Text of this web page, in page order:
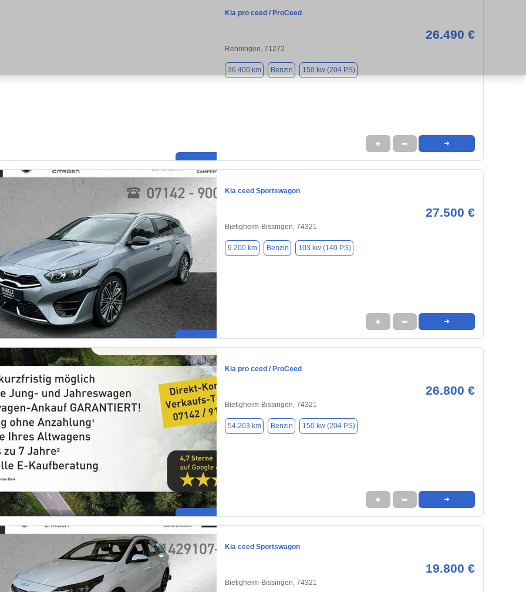
Kia pro ceed / ProCeed
26.490 €
Renningen, 71272
36.400 km Benzin 150 kw (204 PS)
★ ➦ ➜
Kia ceed Sportswagon
27.500 €
Bietigheim-Bissingen, 74321
9.200 km Benzin 103 kw (140 PS)
★ ➦ ➜
Kia pro ceed / ProCeed
26.800 €
Bietigheim-Bissingen, 74321
54.203 km Benzin 150 kw (204 PS)
★ ➦ ➜
Kia ceed Sportswagon
19.800 €
Bietigheim-Bissingen, 74321